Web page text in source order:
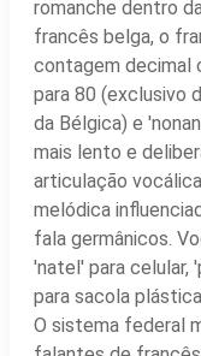
romanche dentro
francês belga, o
contagem decimal
para 80 (exclusivo
da Bélgica) e
mais lento e
articulação
melódica
fala germânicos.
'natel' para celular,
para sacola
O sistema federal